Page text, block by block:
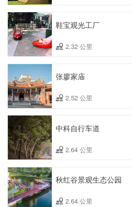
鞋宝观光工厂
2.32 公里
张廖家庙
2.52 公里
中科自行车道
2.64 公里
秋红谷景观生态公园
2.64 公里